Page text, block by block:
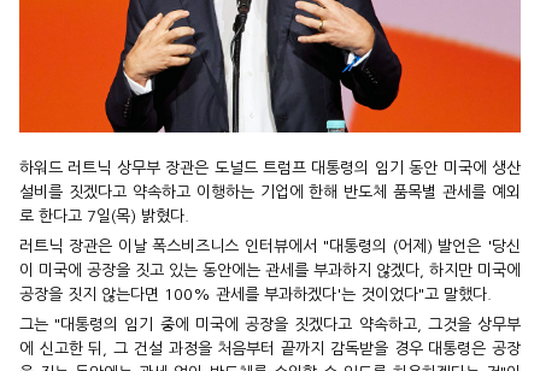
하워드 러트닉 상무부 장관은 도널드 트럼프 대통령의 임기 동안 미국에 생산
설비를 짓겠다고 약속하고 이행하는 기업에 한해 반도체 품목별 관세를 예외
로 한다고 7일(목) 밝혔다.
러트닉 장관은 이날 폭스비즈니스 인터뷰에서 "대통령의 (어제) 발언은 '당신
이 미국에 공장을 짓고 있는 동안에는 관세를 부과하지 않겠다, 하지만 미국에
공장을 짓지 않는다면 100% 관세를 부과하겠다'는 것이었다"고 말했다.
그는 "대통령의 임기 중에 미국에 공장을 짓겠다고 약속하고, 그것을 상무부
에 신고한 뒤, 그 건설 과정을 처음부터 끝까지 감독받을 경우 대통령은 공장